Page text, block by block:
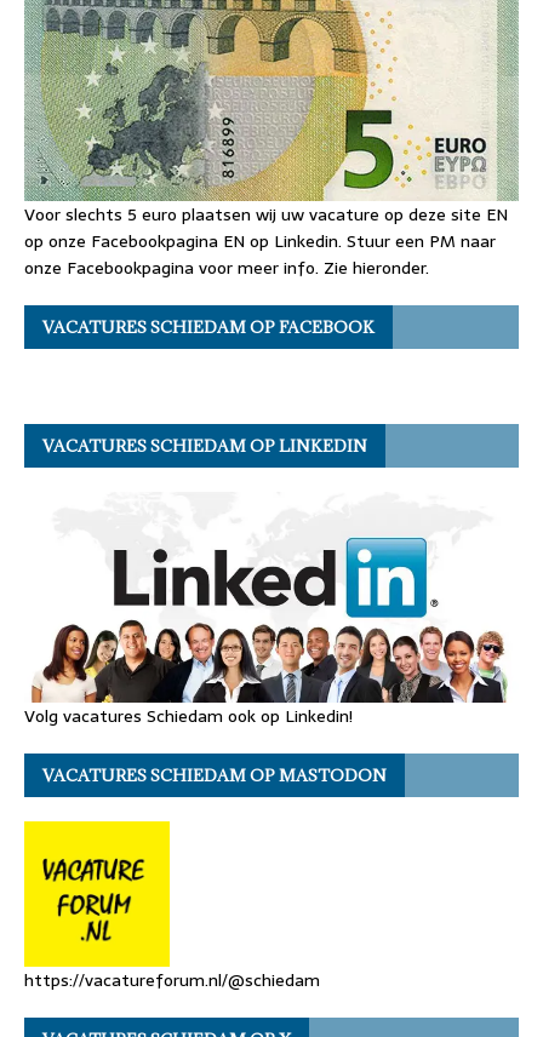
Voor slechts 5 euro plaatsen wij uw vacature op deze site EN
op onze Facebookpagina EN op Linkedin. Stuur een PM naar
onze Facebookpagina voor meer info. Zie hieronder.
VACATURES SCHIEDAM OP FACEBOOK
VACATURES SCHIEDAM OP LINKEDIN
Volg vacatures Schiedam ook op Linkedin!
VACATURES SCHIEDAM OP MASTODON
https://vacatureforum.nl/@schiedam